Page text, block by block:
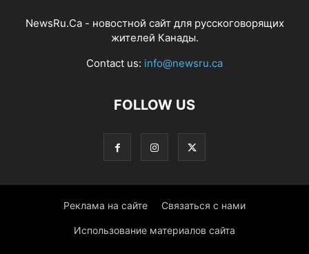
NewsRu.Ca - новостной сайт для русскоговорящих
жителей Канады.
Contact us: info@newsru.ca
FOLLOW US
Реклама на сайте Связаться с нами
Использование материалов сайта